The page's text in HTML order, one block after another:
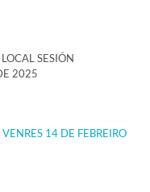
SESIÓN
2025
14 DE FEBREIRO